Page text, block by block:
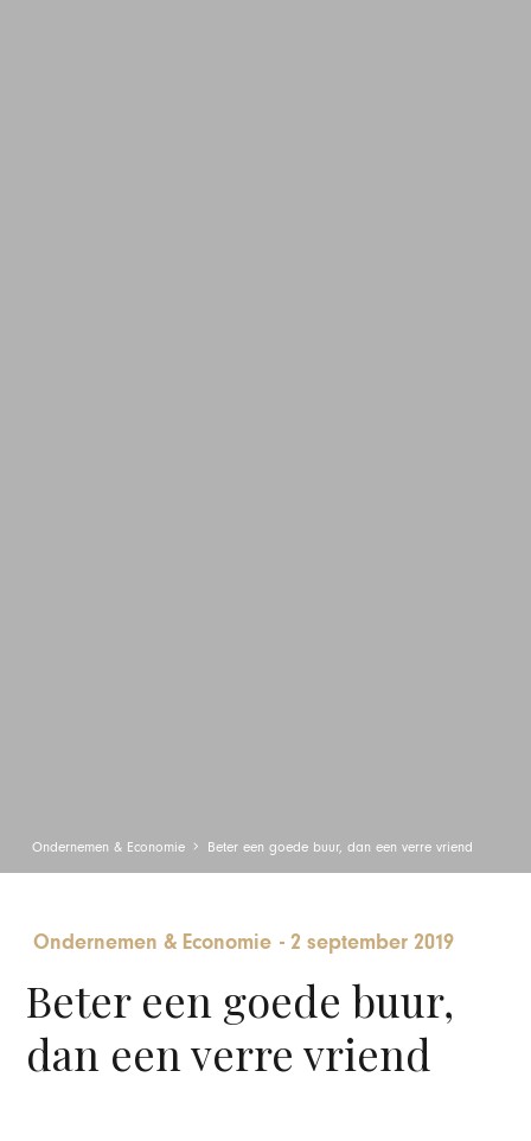
Ondernemen & Economie Beter een goede buur, dan een verre vriend
Ondernemen & Economie -2 september 2019
Beter een goede buur,
dan een verre vriend